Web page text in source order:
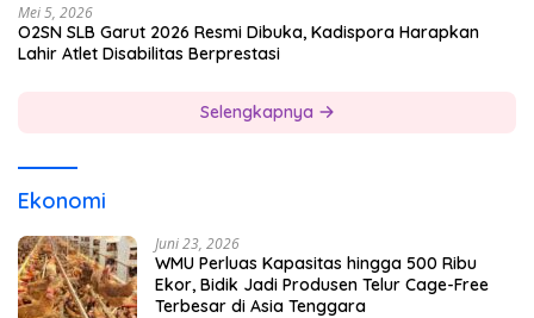
Mei 5, 2026
O2SN SLB Garut 2026 Resmi Dibuka, Kadispora Harapkan
Lahir Atlet Disabilitas Berprestasi
Selengkapnya
Ekonomi
Juni 23, 2026
WMU Perluas Kapasitas hingga 500 Ribu
Ekor, Bidik Jadi Produsen Telur Cage-Free
Terbesar di Asia Tenggara